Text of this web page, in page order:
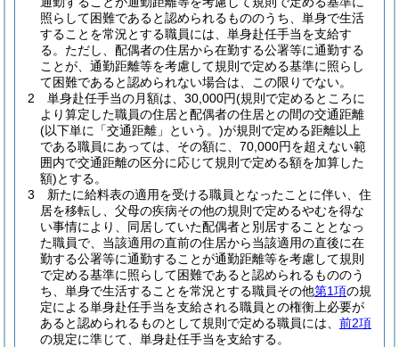
照らして困難であると認められるもののうち、単身で生活
することを常況とする職員には、単身赴任手当を支給す
る。 ただし、配偶者の住居から在勤する公署等に通勤する
ことが、通勤距離等を考慮して規則で定める基準に照らし
て困難であると認められない場合は、この限りでない。
2
単身赴任手当の月額は、30,000円(規則で定めるところに
より算定した職員の住居と配偶者の住居との間の交通距離
(以下単に「交通距離」という。)が規則で定める距離以上
である職員にあっては、その額に、70,000円を超えない範
囲内で交通距離の区分に応じて規則で定める額を加算した
額)とする。
3
新たに給料表の適用を受ける職員となったことに伴い、住
居を移転し、父母の疾病その他の規則で定めるやむを得な
い事情により、同居していた配偶者と別居することとなっ
た職員で、当該適用の直前の住居から当該適用の直後に在
勤する公署等に通勤することが通勤距離等を考慮して規則
で定める基準に照らして困難であると認められるもののう
ち、単身で生活することを常況とする職員その他第1項の規
定による単身赴任手当を支給される職員との権衡上必要が
あると認められるものとして規則で定める職員には、 前2項
の規定に準じて、単身赴任手当を支給する。